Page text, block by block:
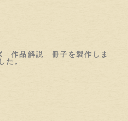
作品解説 冊子を製作しま
した。